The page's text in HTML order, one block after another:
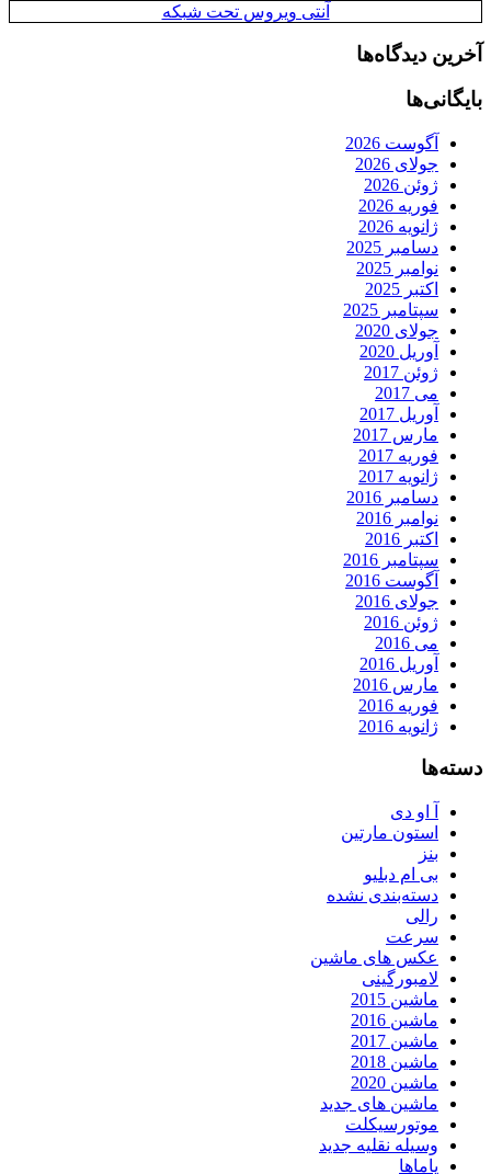
آنتی ویروس تحت شبکه
آخرین دیدگاه‌ها
بایگانی‌ها
آگوست 2026
جولای 2026
ژوئن 2026
فوریه 2026
ژانویه 2026
دسامبر 2025
نوامبر 2025
اکتبر 2025
سپتامبر 2025
جولای 2020
آوریل 2020
ژوئن 2017
می 2017
آوریل 2017
مارس 2017
فوریه 2017
ژانویه 2017
دسامبر 2016
نوامبر 2016
اکتبر 2016
سپتامبر 2016
آگوست 2016
جولای 2016
ژوئن 2016
می 2016
آوریل 2016
مارس 2016
فوریه 2016
ژانویه 2016
دسته‌ها
آ او دی
استون مارتین
بنز
بی ام دبلیو
دسته‌بندی نشده
رالی
سرعت
عکس های ماشین
لامبورگینی
ماشین 2015
ماشین 2016
ماشین 2017
ماشین 2018
ماشین 2020
ماشین های جدید
موتورسیکلت
وسیله نقلیه جدید
یاماها